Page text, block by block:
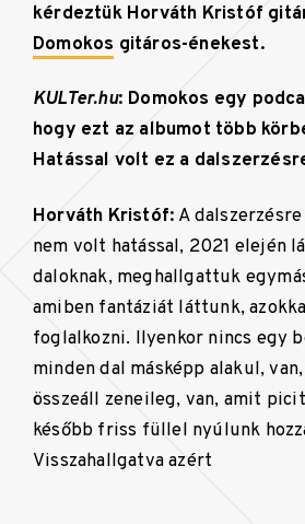
kérdeztük Horváth Kristóf
Domokos gitáros-énekest.
KULTer.hu: Domokos egy
hogy ezt az albumot több
Hatással volt ez a
Horváth Kristóf: A
nem volt hatással, 2021 elején
daloknak, meghallgattuk
amiben fantáziát láttunk,
foglalkozni. Ilyenkor nincs egy
minden dal másképp alakul,
összeáll zeneileg, van, amit
később friss füllel nyúlunk
Visszahallgatva azért